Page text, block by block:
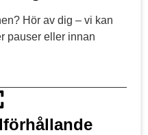
Hör av dig – vi kan
pauser eller innan